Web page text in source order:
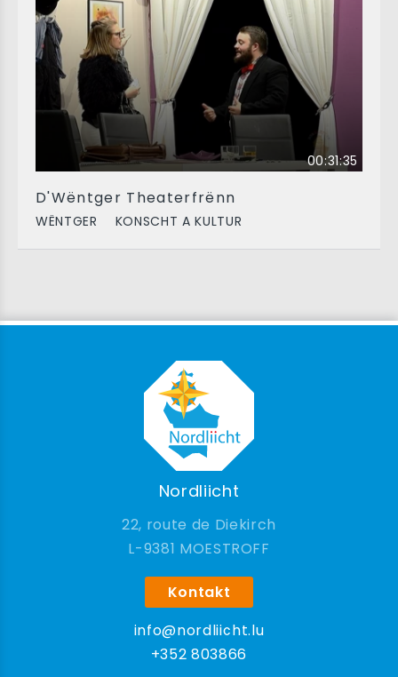
00:31:35
D'Wëntger Theaterfrënn
WËNTGER KONSCHT A KULTUR
Nordliicht
22, route de Diekirch
9381 MOESTROFF
Kontakt
info@nordliicht.lu
+352 803866